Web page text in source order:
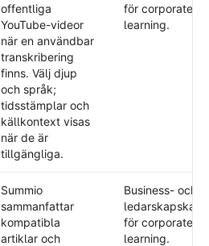
offentliga
YouTube-videor
när en användbar
transkribering
finns. Välj djup
och språk;
tidsstämplar och
källkontext visas
när de är
tillgängliga.
för corporate
learning.
Summio
sammanfattar
kompatibla
artiklar och
Business- och
för corporate
learning.